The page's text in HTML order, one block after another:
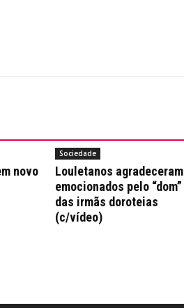
novo
Sociedade
Louletanos agradeceram
emocionados pelo “dom”
das irmãs doroteias
(c/vídeo)